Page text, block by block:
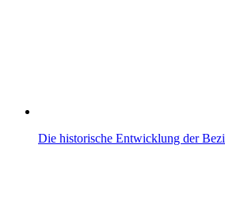
Die historische Entwicklung der